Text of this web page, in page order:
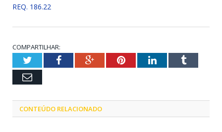
REQ. 186.22
COMPARTILHAR:
TwitterFacebookGoogle+PinterestLinkedInTumblr
Email
CONTEÚDO RELACIONADO